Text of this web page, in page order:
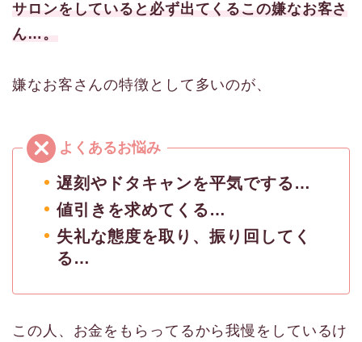
サロンをしていると必ず出てくるこの嫌なお客さ
ん…。
嫌なお客さんの特徴として多いのが、
遅刻やドタキャンを平気でする…
値引きを求めてくる…
失礼な態度を取り、振り回してく
る…
この人、お金をもらってるから我慢をしているけ